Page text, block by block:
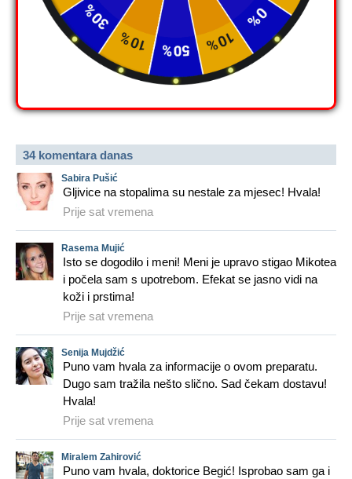
34 komentara danas
Sabira Pušić
Gljivice na stopalima su nestale za mjesec! Hvala!
Prije sat vremena
Rasema Mujić
Isto se dogodilo i meni! Meni je upravo stigao Mikotea
i počela sam s upotrebom. Efekat se jasno vidi na
koži i prstima!
Prije sat vremena
Senija Mujdžić
Puno vam hvala za informacije o ovom preparatu.
Dugo sam tražila nešto slično. Sad čekam dostavu!
Hvala!
Prije sat vremena
Miralem Zahirović
Puno vam hvala, doktorice Begić! Isprobao sam ga i